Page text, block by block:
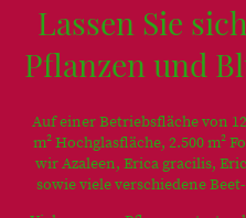
Lassen Sie
Pflanzen und
Auf einer Betriebsfläche von
m² Hochglasfläche, 2.500 m²
wir Azaleen, Erica gracilis,
sowie viele verschiedene